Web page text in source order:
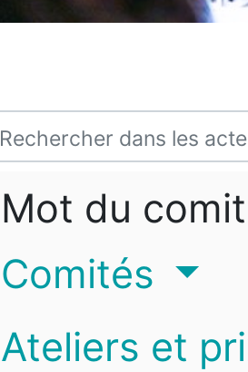
Mot du
Comités
Ateliers et